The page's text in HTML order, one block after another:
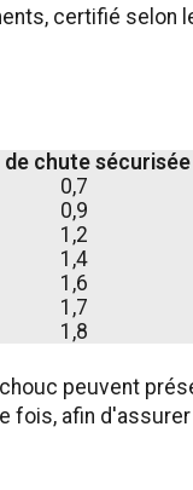
certifié selon
de chute
0,7
0,9
1,2
1,4
1,6
1,7
1,8
peuvent
fois, afin